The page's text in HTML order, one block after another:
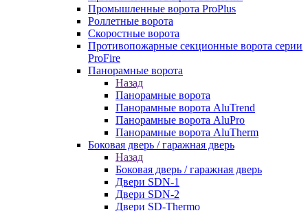
Промышленные ворота ProPlus
Роллетные ворота
Скоростные ворота
Противопожарные секционные ворота серии
ProFire
Панорамные ворота
Назад
Панорамные ворота
Панорамные ворота AluTrend
Панорамные ворота AluPro
Панорамные ворота AluTherm
Боковая дверь / гаражная дверь
Назад
Боковая дверь / гаражная дверь
Двери SDN-1
Двери SDN-2
Двери SD-Thermo